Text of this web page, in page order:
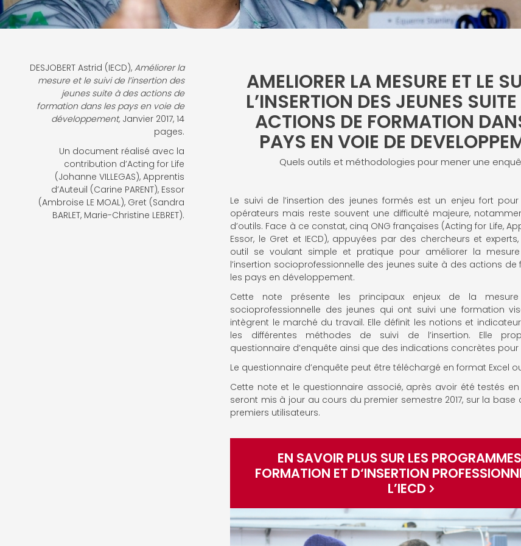
DESJOBERT Astrid (IECD), Améliorer la
mesure et le suivi de l’insertion des
jeunes suite à des actions de
formation dans les pays en voie de
développement,Janvier 2017, 14
pages.
Un document réalisé avec la
contribution d’Acting for Life
(Johanne VILLEGAS), Apprentis
d’Auteuil (Carine PARENT), Essor
(Ambroise LE MOAL), Gret (Sandra
BARLET, Marie-Christine LEBRET).
AMELIORER LA MESURE ET LE
L’INSERTION DES JEUNES
ACTIONS DE FORMATION
PAYS EN VOIE DE
Quels outils et méthodologies pour mener une
Le suivi de l’insertion des jeunes formés est un enjeu fort
opérateurs mais reste souvent une difficulté majeure,
d’outils. Face à ce constat, cinq ONG françaises (Acting for Life,
Essor, le Gret et IECD), appuyées par des chercheurs et
outil se voulant simple et pratique pour améliorer la
l’insertion socioprofessionnelle des jeunes suite à des actions
les pays en développement.
Cette note présente les principaux enjeux de la mesure
socioprofessionnelle des jeunes qui ont suivi une formation
intègrent le marché du travail. Elle définit les notions et
les différentes méthodes de suivi de l’insertion. Elle
questionnaire d’enquête ainsi que des indications concrètes pour
Le questionnaire d’enquête peut être téléchargé en format Excel
Cette note et le questionnaire associé, après avoir été testés en
seront mis à jour au cours du premier semestre 2017, sur la base
premiers utilisateurs.
EN SAVOIR PLUS SUR LES
FORMATION ET D‘INSERTION
L’IECD